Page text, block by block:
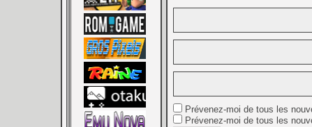
Prévenez-moi de tous les
Prévenez-moi de tous les